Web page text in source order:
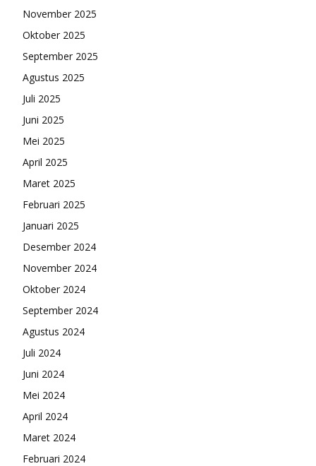
November 2025
Oktober 2025
September 2025
Agustus 2025
Juli 2025
Juni 2025
Mei 2025
April 2025
Maret 2025
Februari 2025
Januari 2025
Desember 2024
November 2024
Oktober 2024
September 2024
Agustus 2024
Juli 2024
Juni 2024
Mei 2024
April 2024
Maret 2024
Februari 2024